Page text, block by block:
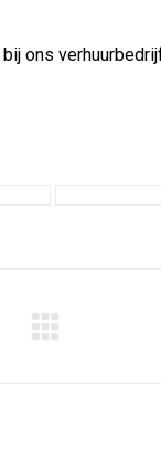
bij ons